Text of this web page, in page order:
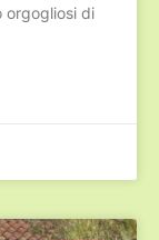
orgogliosi di